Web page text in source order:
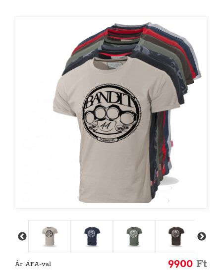
Ár ÁFA-val 9900 Ft